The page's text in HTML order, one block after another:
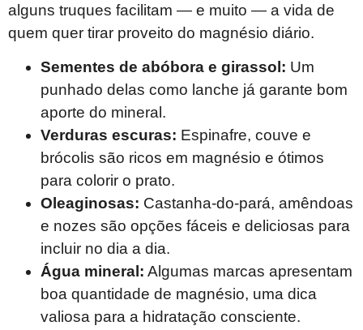
alguns truques facilitam — e muito — a vida de
quem quer tirar proveito do magnésio diário.
Sementes de abóbora e girassol: Um
punhado delas como lanche já garante bom
aporte do mineral.
Verduras escuras: Espinafre, couve e
brócolis são ricos em magnésio e ótimos
para colorir o prato.
Oleaginosas: Castanha-do-pará, amêndoas
e nozes são opções fáceis e deliciosas para
incluir no dia a dia.
Água mineral: Algumas marcas apresentam
boa quantidade de magnésio, uma dica
valiosa para a hidratação consciente.